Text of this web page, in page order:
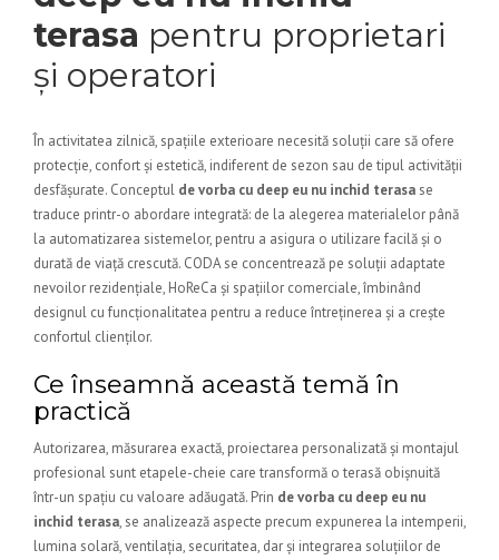
terasa pentru proprietari
și operatori
În activitatea zilnică, spațiile exterioare necesită soluții care să ofere
protecție, confort și estetică, indiferent de sezon sau de tipul activității
desfășurate. Conceptul de vorba cu deep eu nu inchid terasase
traduce printr-o abordare integrată: de la alegerea materialelor până
la automatizarea sistemelor, pentru a asigura o utilizare facilă și o
durată de viață crescută. CODA se concentrează pe soluții adaptate
nevoilor rezidențiale, HoReCa și spațiilor comerciale, îmbinând
designul cu funcționalitatea pentru a reduce întreținerea și a crește
confortul clienților.
Ce înseamnă această temă în
practică
Autorizarea, măsurarea exactă, proiectarea personalizată și montajul
profesional sunt etapele-cheie care transformă o terasă obișnuită
într-un spațiu cu valoare adăugată. Prin de vorba cu deep eu nu
inchid terasa, se analizează aspecte precum expunerea la intemperii,
lumina solară, ventilația, securitatea, dar și integrarea soluțiilor de